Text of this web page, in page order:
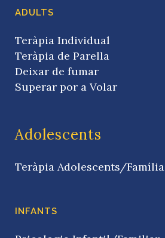
ADULTS
Teràpia Individual
Teràpia de Parella
Deixar de fumar
Superar por a Volar
Adolescents
Teràpia Adolescents/Família
INFANTS